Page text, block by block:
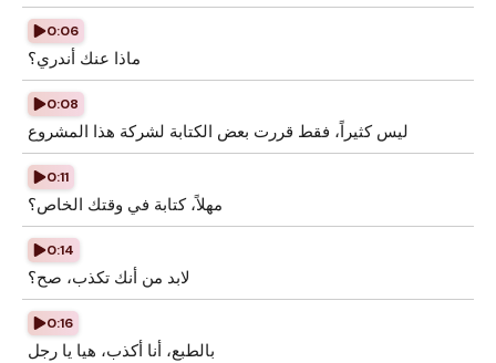
0:06
ماذا عنك أندري؟
0:08
ليس كثيراً، فقط قررت بعض الكتابة لشركة هذا المشروع
0:11
مهلاً، كتابة في وقتك الخاص؟
0:14
لابد من أنك تكذب، صح؟
0:16
بالطبع، أنا أكذب، هيا يا رجل